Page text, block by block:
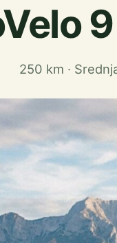
250 km ·